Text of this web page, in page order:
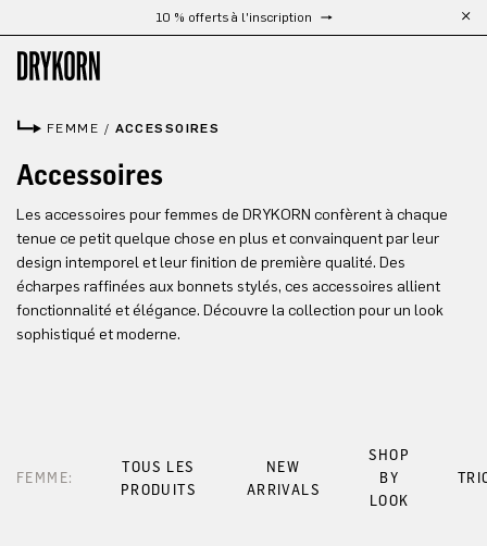
Passer au contenu principal10 % offerts à l'inscription
FEMME / ACCESSOIRES
Accessoires
Les accessoires pour femmes de DRYKORN confèrent à chaque
tenue ce petit quelque chose en plus et convainquent par leur
design intemporel et leur finition de première qualité. Des
écharpes raffinées aux bonnets stylés, ces accessoires allient
fonctionnalité et élégance. Découvre la collection pour un look
sophistiqué et moderne.
FEMME:
TOUS LES
PRODUITS
NEW
ARRIVALS
SHOP
BY
LOOK